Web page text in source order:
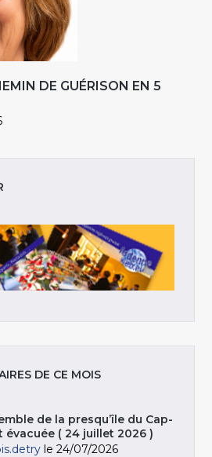
DE GUÉRISON EN 5
DE CE MOIS
de la presqu’île du Cap-
évacuée ( 24 juillet 2026 )
le 24/07/2026